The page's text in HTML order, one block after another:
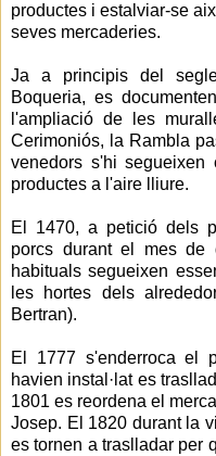
productes i estalviar-se
seves mercaderies.
Ja a principis del
Boqueria, es
l'ampliació de les
Cerimoniós, la Rambla
venedors s'hi segueixen
productes a l'aire lliure.
El 1470, a petició dels
porcs durant el mes de
habituals segueixen
les hortes dels
Bertran).
El 1777 s'enderroca el
havien instal·lat es
1801 es reordena el
Josep. El 1820 durant la
es tornen a traslladar per